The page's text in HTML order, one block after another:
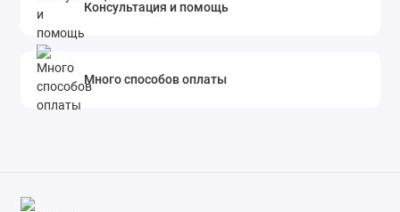
Консультация и помощь
Много способов оплаты